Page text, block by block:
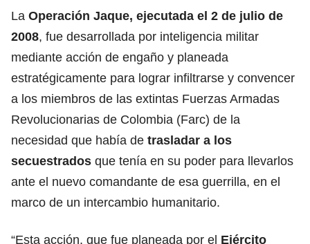
La Operación Jaque, ejecutada el 2 de julio de
2008, fue desarrollada por inteligencia militar
mediante acción de engaño y planeada
estratégicamente para lograr infiltrarse y convencer
a los miembros de las extintas Fuerzas Armadas
Revolucionarias de Colombia (Farc) de la
necesidad que había de trasladar a los
secuestrados que tenía en su poder para llevarlos
ante el nuevo comandante de esa guerrilla, en el
marco de un intercambio humanitario.
“Esta acción, que fue planeada por el Ejército